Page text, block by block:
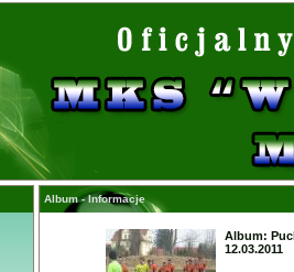
Album - Informacje
Album:
12.03.2011